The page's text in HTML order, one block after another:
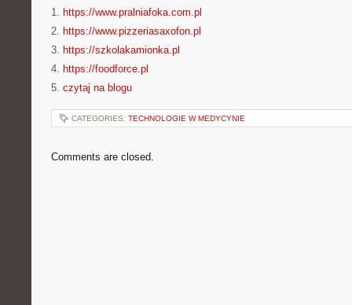
1. https://www.pralniafoka.com.pl
2. https://www.pizzeriasaxofon.pl
3. https://szkolakamionka.pl
4. https://foodforce.pl
5. czytaj na blogu
CATEGORIES: TECHNOLOGIE W MEDYCYNIE
Comments are closed.